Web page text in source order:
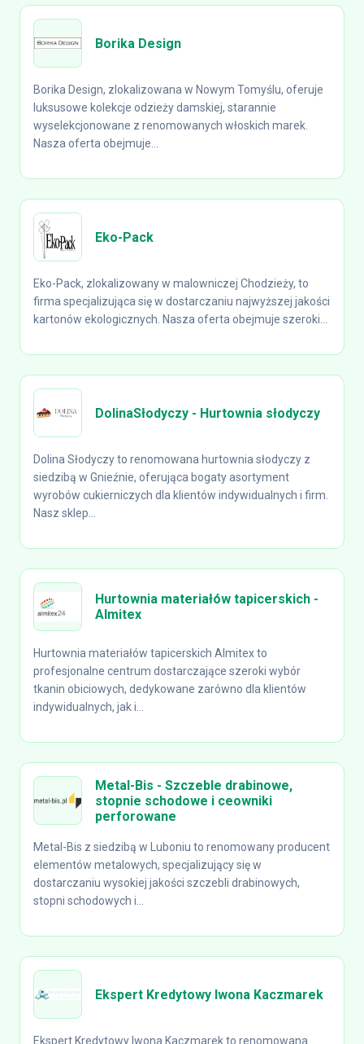
Borika Design
Borika Design, zlokalizowana w Nowym Tomyślu, oferuje
luksusowe kolekcje odzieży damskiej, starannie
wyselekcjonowane z renomowanych włoskich marek.
Nasza oferta obejmuje...
Eko-Pack
Eko-Pack, zlokalizowany w malowniczej Chodzieży, to
firma specjalizująca się w dostarczaniu najwyższej jakości
kartonów ekologicznych. Nasza oferta obejmuje szeroki...
DolinaSłodyczy - Hurtownia słodyczy
Dolina Słodyczy to renomowana hurtownia słodyczy z
siedzibą w Gnieźnie, oferująca bogaty asortyment
wyrobów cukierniczych dla klientów indywidualnych i firm.
Nasz sklep...
Hurtownia materiałów tapicerskich -
Almitex
Hurtownia materiałów tapicerskich Almitex to
profesjonalne centrum dostarczające szeroki wybór
tkanin obiciowych, dedykowane zarówno dla klientów
indywidualnych, jak i...
Metal-Bis - Szczeble drabinowe,
stopnie schodowe i ceowniki
perforowane
Metal-Bis z siedzibą w Luboniu to renomowany producent
elementów metalowych, specjalizujący się w
dostarczaniu wysokiej jakości szczebli drabinowych,
stopni schodowych i...
Ekspert Kredytowy Iwona Kaczmarek
Ekspert Kredytowy Iwona Kaczmarek to renomowana